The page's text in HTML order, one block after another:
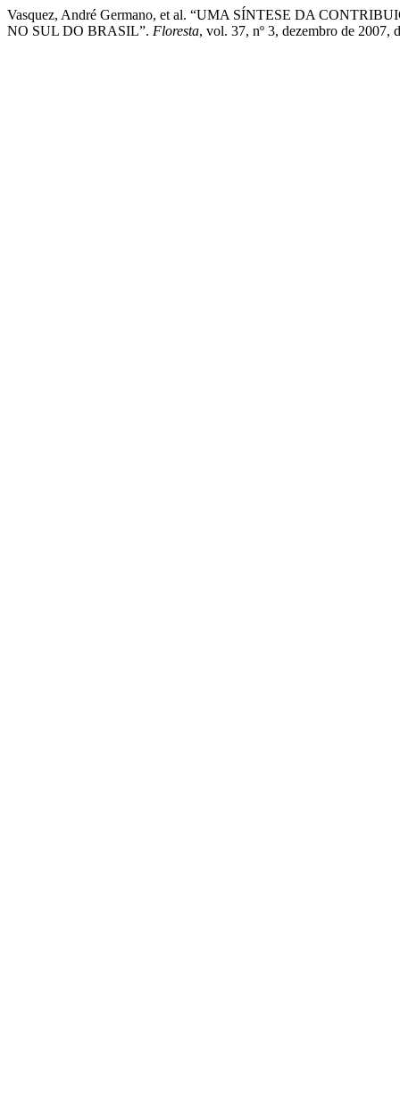
Vasquez, André Germano, et al. “UMA SÍNTESE DA
NO SUL DO BRASIL”. Floresta, vol. 37, nº 3, dezembro de